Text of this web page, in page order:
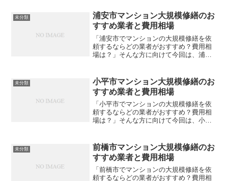
未分類
浦安市マンション大規模修繕のお
すすめ業者と費用相場
「浦安市でマンションの大規模修繕を依
頼するならどの業者がおすすめ？費用相
場は？」そんな方に向けて今回は、浦安
すので、ぜひ参考にしてみてください。
大規模修繕の格安見積もり...
未分類
小平市マンション大規模修繕のお
すすめ業者と費用相場
「小平市でマンションの大規模修繕を依
頼するならどの業者がおすすめ？費用相
場は？」そんな方に向けて今回は、小平
すので、ぜひ参考にしてみてください。
大規模修繕の格安見積もり...
未分類
前橋市マンション大規模修繕のお
すすめ業者と費用相場
「前橋市でマンションの大規模修繕を依
頼するならどの業者がおすすめ？費用相